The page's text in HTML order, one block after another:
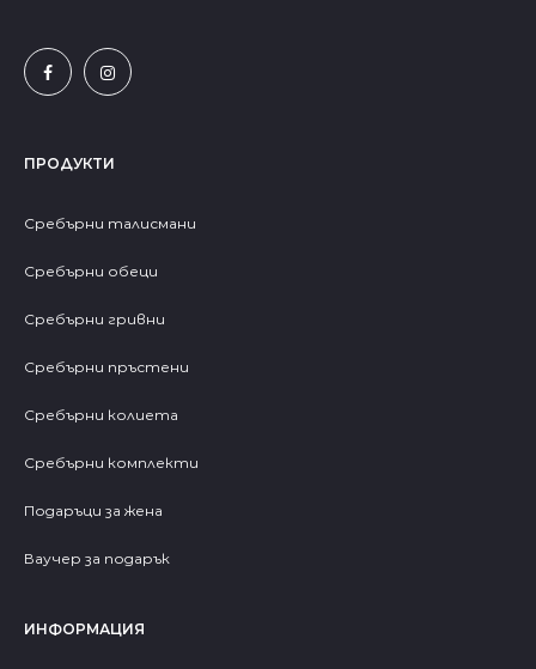
ПРОДУКТИ
Сребърни талисмани
Сребърни обеци
Сребърни гривни
Сребърни пръстени
Сребърни колиета
Сребърни комплекти
Подаръци за жена
Ваучер за подарък
ИНФОРМАЦИЯ